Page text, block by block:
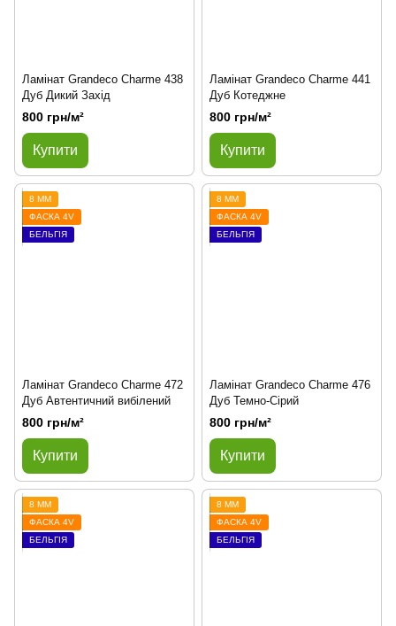
Ламінат Grandeco Charme 438
Дуб Дикий Захід
800 грн/м²
Купити
Ламінат Grandeco Charme 441
Дуб Котеджне
800 грн/м²
Купити
8 ММ
ФАСКА 4V
БЕЛЬГІЯ
Ламінат Grandeco Charme 472
Дуб Автентичний вибілений
800 грн/м²
Купити
8 ММ
ФАСКА 4V
БЕЛЬГІЯ
Ламінат Grandeco Charme 476
Дуб Темно-Сірий
800 грн/м²
Купити
8 ММ
ФАСКА 4V
БЕЛЬГІЯ
8 ММ
ФАСКА 4V
БЕЛЬГІЯ